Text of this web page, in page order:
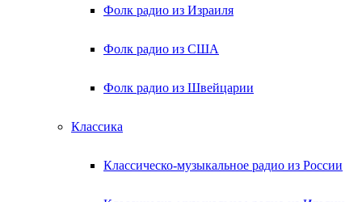
Фолк радио из Израиля
Фолк радио из США
Фолк радио из Швейцарии
Классика
Классическо-музыкальное радио из России